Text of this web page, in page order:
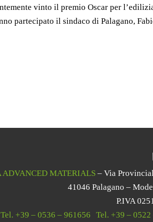
vinto il premio Oscar per
partecipato il sindaco di Palagano,
ADVANCED MATERIALS – Via
41046 Palagano –
P.IVA
Tel. +39 – 0536 – 961656 Tel. +39 –